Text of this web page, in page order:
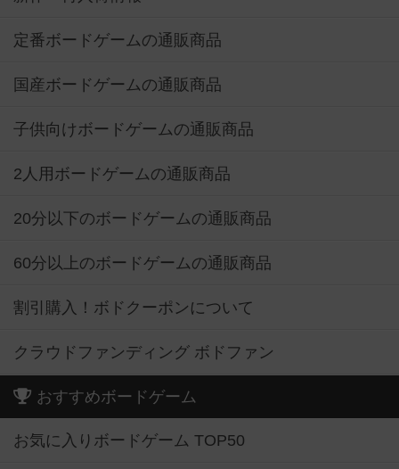
定番ボードゲームの通販商品
国産ボードゲームの通販商品
子供向けボードゲームの通販商品
2人用ボードゲームの通販商品
20分以下のボードゲームの通販商品
60分以上のボードゲームの通販商品
割引購入！ボドクーポンについて
クラウドファンディング ボドファン
おすすめボードゲーム
お気に入りボードゲーム TOP50